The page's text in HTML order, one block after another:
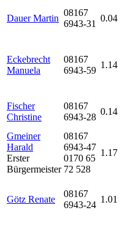
Dauer Martin
08167
6943-31
0.04
Eckebrecht
Manuela
08167
6943-59
1.14
Fischer
Christine
08167
6943-28
0.14
Gmeiner
Harald
Erster
Bürgermeister
08167
6943-47
0170 65
72 528
1.17
Götz Renate
08167
6943-24
1.01